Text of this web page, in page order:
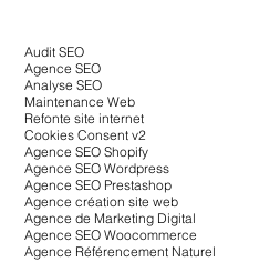
Audit SEO
Agence SEO
Analyse SEO
Maintenance Web
Refonte site internet
Cookies Consent v2
Agence SEO Shopify
Agence SEO Wordpress
Agence SEO Prestashop
Agence création site web
Agence de Marketing Digital
Agence SEO Woocommerce
Agence Référencement Naturel